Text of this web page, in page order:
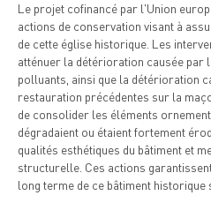
Le projet cofinancé par l'Union
actions de conservation visant à
de cette église historique. Les
atténuer la détérioration causée par
polluants, ainsi que la détérioration
restauration précédentes sur la
de consolider les éléments
dégradaient ou étaient fortement
qualités esthétiques du bâtiment et
structurelle. Ces actions
long terme de ce bâtiment